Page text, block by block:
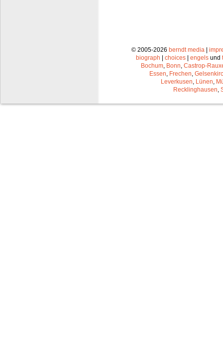
© 2005-2026 berndt media |
biograph | choices | engels und
Bochum Bonn Castrop-
Essen Frechen
Leverkusen Lünen
Recklinghausen